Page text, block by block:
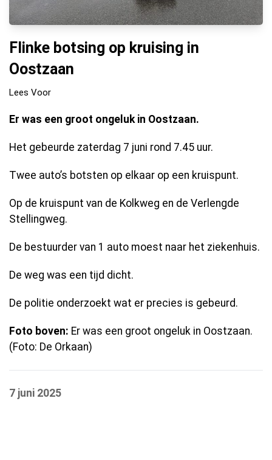
Flinke botsing op kruising in
Oostzaan
Lees Voor
Er was een groot ongeluk in Oostzaan.
Het gebeurde zaterdag 7 juni rond 7.45 uur.
Twee auto’s botsten op elkaar op een kruispunt.
Op de kruispunt van de Kolkweg en de Verlengde
Stellingweg.
De bestuurder van 1 auto moest naar het ziekenhuis.
De weg was een tijd dicht.
De politie onderzoekt wat er precies is gebeurd.
Foto boven: Er was een groot ongeluk in Oostzaan.
(Foto: De Orkaan)
7 juni 2025